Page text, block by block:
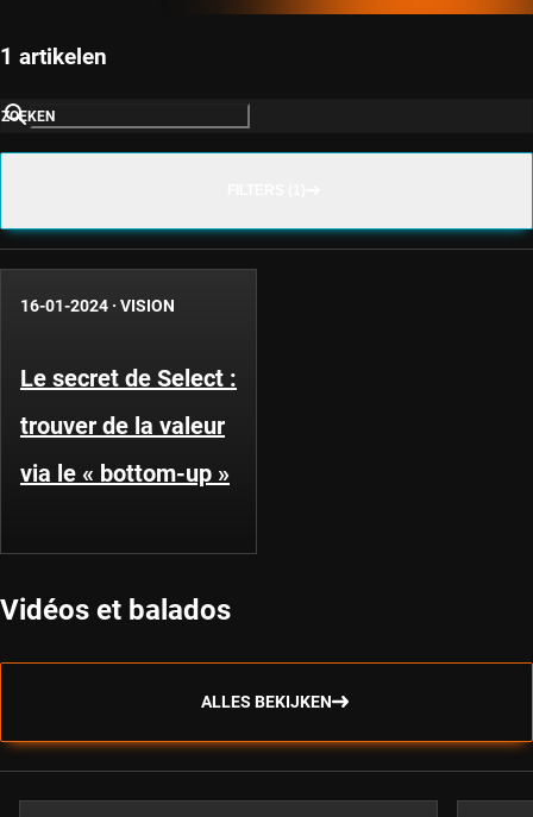
1 artikelen
ZOEKEN
16-01-2024 · VISION
Le secret de Select :
trouver de la valeur
via le « bottom-up »
Vidéos et balados
ALLES BEKIJKEN